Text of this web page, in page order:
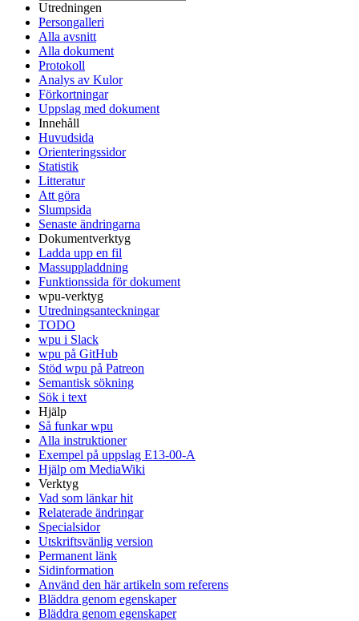
Utredningen
Persongalleri
Alla avsnitt
Alla dokument
Protokoll
Analys av Kulor
Förkortningar
Uppslag med dokument
Innehåll
Huvudsida
Orienteringssidor
Statistik
Litteratur
Att göra
Slumpsida
Senaste ändringarna
Dokumentverktyg
Ladda upp en fil
Massuppladdning
Funktionssida för dokument
wpu-verktyg
Utredningsanteckningar
TODO
wpu i Slack
wpu på GitHub
Stöd wpu på Patreon
Semantisk sökning
Sök i text
Hjälp
Så funkar wpu
Alla instruktioner
Exempel på uppslag E13-00-A
Hjälp om MediaWiki
Verktyg
Vad som länkar hit
Relaterade ändringar
Specialsidor
Utskriftsvänlig version
Permanent länk
Sidinformation
Använd den här artikeln som referens
Bläddra genom egenskaper
Bläddra genom egenskaper